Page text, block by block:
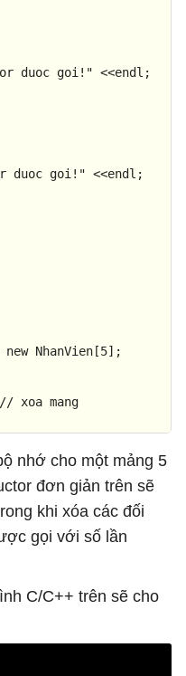
duoc goi!" <<endl;
duoc goi!" <<endl;
new NhanVien[5];
// xoa mang
nhớ cho một mảng 5
đơn giản trên sẽ
khi xóa các đối
gọi với số lần
C/C++ trên sẽ cho